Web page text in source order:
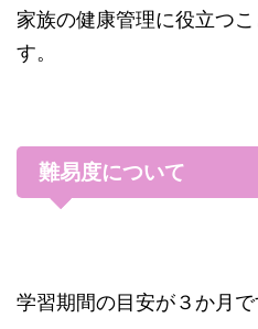
家族の健康管理に役立つ
す。
難易度について
学習期間の目安が３か月で